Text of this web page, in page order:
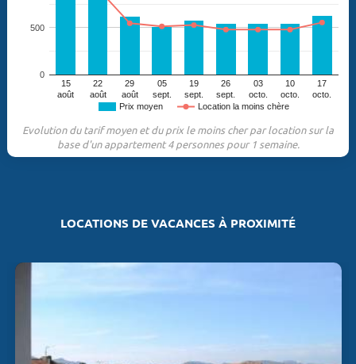
Prix moyen Location la moins chère
15
août
22
août
29
août
05
sept.
19
sept.
26
sept.
03
octo.
10
octo.
17
octo.
0
500
Evolution du tarif moyen et du prix le moins cher par location sur la
base d'un appartement 4 personnes pour 1 semaine.
LOCATIONS DE VACANCES À PROXIMITÉ